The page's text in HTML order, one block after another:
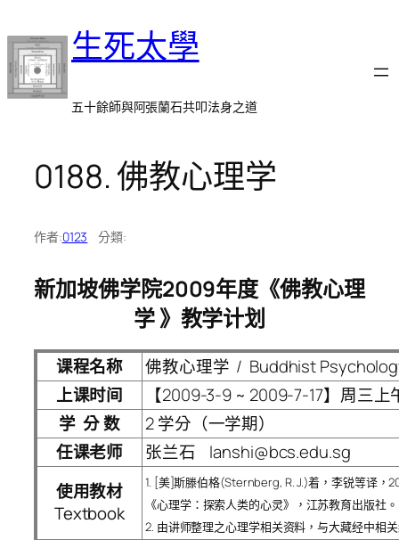
至
主
要
內
生死太學
五十餘師與阿張蘭石共叩法身之道
0188. 佛教心理学
作者:0123 分類:
新加坡佛学院2009年度《佛教心理
学 》教学计划
课程名称
佛教心理学 / Buddhist
上课时间
【2009-3-9 ~ 2009-7-17】周三上
学 分 数
2 学分（一学期）
任课老师
张兰石 lanshi@bcs.edu.sg
使用教材
Textbook
1. [美]斯滕伯格(Sternberg, R. J.)着，李锐等译，
《心理学：探索人类的心灵》，江苏教育出版社。
2. 由讲师整理之心理学相关资料，与大藏经中相